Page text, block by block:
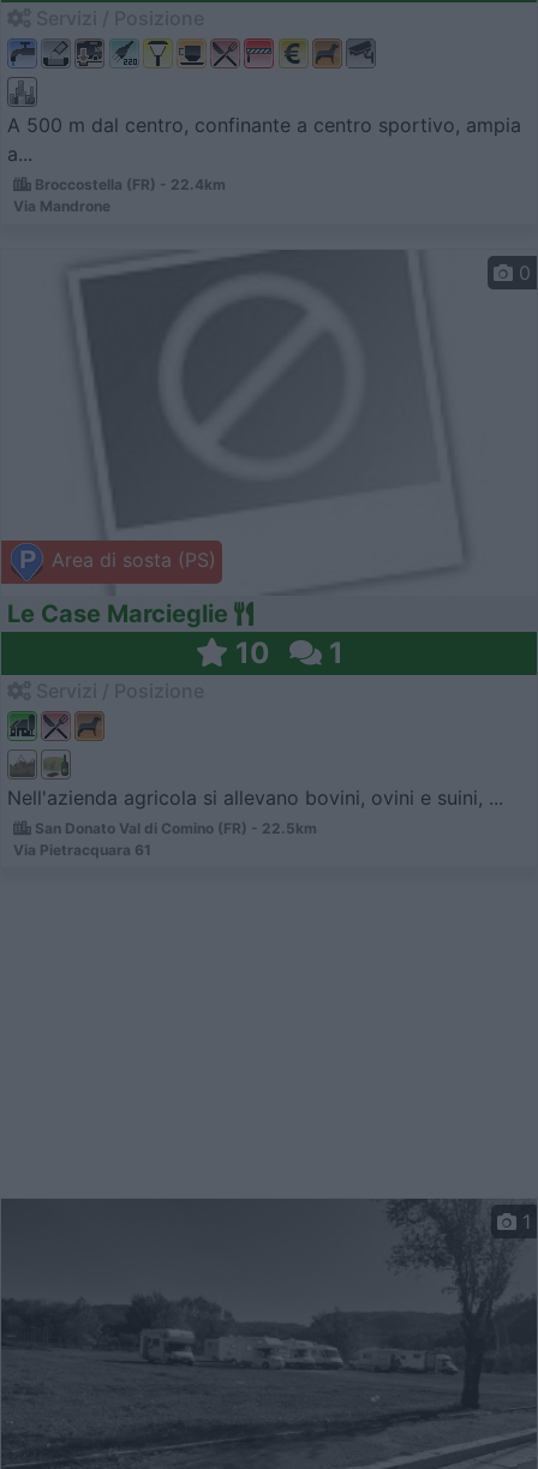
A 500 m dal centro, confinante a centro sportivo, ampia
a...
Broccostella (FR) - 22.4km
Via Mandrone
Area di sosta (PS)
0
Le Case Marcieglie
10 1
Nell'azienda agricola si allevano bovini, ovini e suini, ...
San Donato Val di Comino (FR) - 22.5km
Via Pietracquara 61
1